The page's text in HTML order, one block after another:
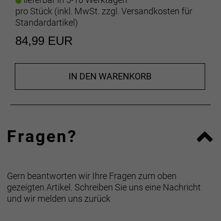
mit, um während der Fahrt die Reibung und den
Spitzendruck zu reduzieren.
Besser als Gel
Sättel geschlechterübergreifend mit einem
durchschnittlich 20 % geringerem Spitzendruck.
eine optimale Entlastung des Weichgewebes und
eine gezielte Unterstützung der Knochenstruktur.
Die mitgelieferte Blendr-Zubehörhalterung lässt sich
zum unkomplizierten Anbringen eines
Bontrager Flare Rücklichts sicher hinten am Sattel
pro Stück (inkl. MwSt. zzgl. Versandkosten für
Standardartikel)
84,99 EUR
IN DEN WARENKORB
Fragen?
Gern beantworten wir Ihre Fragen zum oben
gezeigten Artikel. Schreiben Sie uns eine Nachricht
und wir melden uns zurück